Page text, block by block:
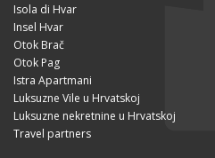
Isola di Hvar
Insel Hvar
Otok Brač
Otok Pag
Istra Apartmani
Luksuzne Vile u Hrvatskoj
Luksuzne nekretnine u Hrvatskoj
Travel partners